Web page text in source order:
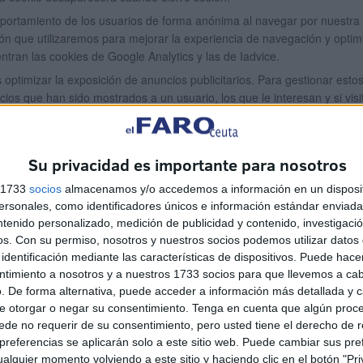
Su privacidad es importante para nosotros
socios almacenamos y/o accedemos a información en un
como identificadores únicos e información estándar
personalizado, medición de publicidad y contenido,
Con su permiso, nosotros y nuestros socios podemos utilizar datos
mediante las características de dispositivos. Puede
a nosotros y a nuestros 1733 socios para que llevemos a
De forma alternativa, puede acceder a información más detallada y
otorgar o negar su consentimiento. Tenga en cuenta que algún
no requerir de su consentimiento, pero usted tiene el derecho de
se aplicarán solo a este sitio web. Puede cambiar sus
momento volviendo a este sitio y haciendo clic en el botón
de los usuarios de forma anónima al navegar por
que utilizaremos para mejorar la experiencia de navegación y
las cookies de Google Analytics y las de Iadvice.
optimizar la exposición de anuncios publicitarios. Para gestionar
que han sido mostrados a un usuario, los que le interesan y si
en su equipo mediante la configuración de las opciones del
answer.py?hl=es&answer=95647
windows7/how-to-manage-cookies-in-internet-explorer-9
y-deshabilitar-cookies-que-los-sitios-we
como publicitarias, así como su administración y configuración se